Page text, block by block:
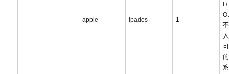
apple ipados 1
I /
O